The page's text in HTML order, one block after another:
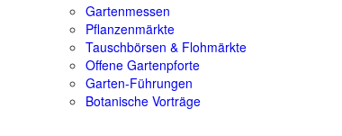
Gartenmessen
Pflanzenmärkte
Tauschbörsen & Flohmärkte
Offene Gartenpforte
Garten-Führungen
Botanische Vorträge